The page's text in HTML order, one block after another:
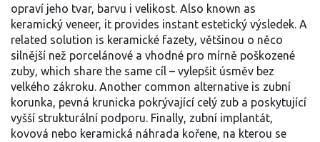
opraví jeho tvar, barvu i velikost. Also known as
keramický veneer, it provides instant estetický výsledek. A
related solution is keramické fazety, většinou o něco
silnější než porcelánové a vhodné pro mírně poškozené
zuby, which share the same cíl – vylepšit úsměv bez
velkého zákroku. Another common alternative is zubní
korunka, pevná krunicka pokrývající celý zub a poskytující
vyšší strukturální podporu. Finally, zubní implantát,
kovová nebo keramická náhrada kořene, na kterou se